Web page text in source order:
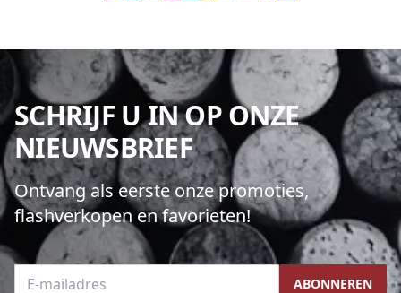
SCHRIJF U IN OP ONZE
NIEUWSBRIEF
Ontvang als eerste onze promoties,
flashverkopen en favorieten!
E-mailadres ABONNEREN